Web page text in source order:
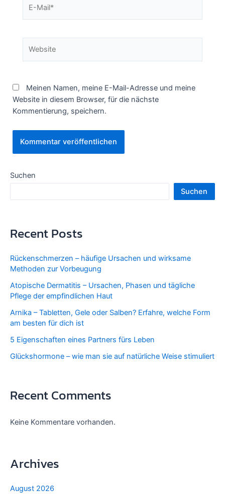
Mail*
Meinen Namen, meine E-Mail-Adresse und meine
Website in diesem Browser, für die nächste
Kommentierung, speichern.
Suchen
Suchen
Recent Posts
Rückenschmerzen – häufige Ursachen und wirksame
Methoden zur Vorbeugung
Atopische Dermatitis – Ursachen, Phasen und tägliche
Pflege der empfindlichen Haut
Arnika – Tabletten, Gele oder Salben? Erfahre, welche Form
am besten für dich ist
5 Eigenschaften eines Partners fürs Leben
Glückshormone – wie man sie auf natürliche Weise stimuliert
Recent Comments
Keine Kommentare vorhanden.
Archives
August 2026